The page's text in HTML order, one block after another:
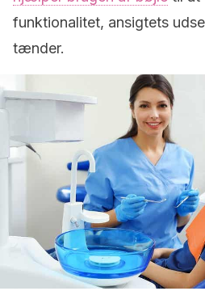
funktionalitet, ansigtets
tænder.